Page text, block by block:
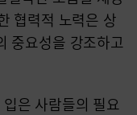
협력적 노력은 상
중요성을 강조하고
은 사람들의 필요